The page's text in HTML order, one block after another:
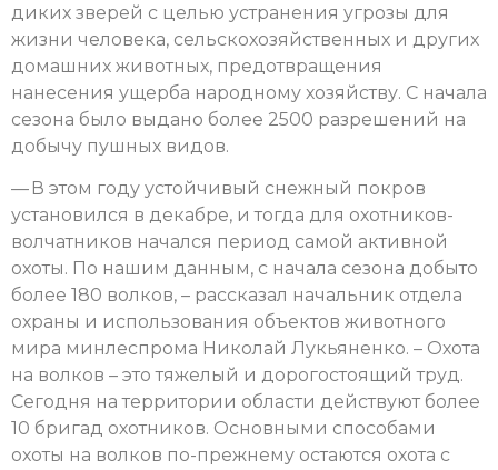
диких зверей с целью устранения угрозы для
жизни человека, сельскохозяйственных и других
домашних животных, предотвращения
нанесения ущерба народному хозяйству. С начала
сезона было выдано более 2500 разрешений на
добычу пушных видов.
— В этом году устойчивый снежный покров
установился в декабре, и тогда для охотников-
волчатников начался период самой активной
охоты. По нашим данным, с начала сезона добыто
более 180 волков, – рассказал начальник отдела
охраны и использования объектов животного
мира минлеспрома Николай Лукьяненко. – Охота
на волков – это тяжелый и дорогостоящий труд.
Сегодня на территории области действуют более
10 бригад охотников. Основными способами
охоты на волков по-прежнему остаются охота с